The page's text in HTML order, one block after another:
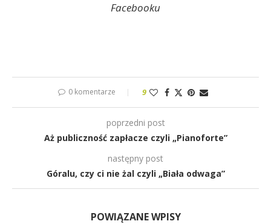
Facebooku
0 komentarze 9
poprzedni post
Aż publiczność zapłacze czyli „Pianoforte”
następny post
Góralu, czy ci nie żal czyli „Biała odwaga”
POWIĄZANE WPISY